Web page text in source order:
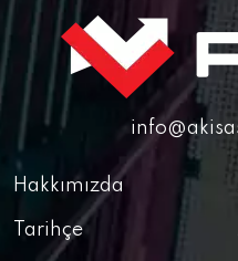
Hakkımızda
Tarihçe